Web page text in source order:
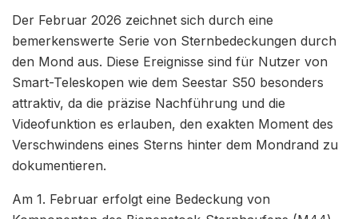
Der Februar 2026 zeichnet sich durch eine
bemerkenswerte Serie von Sternbedeckungen durch
den Mond aus. Diese Ereignisse sind für Nutzer von
Smart-Teleskopen wie dem Seestar S50 besonders
attraktiv, da die präzise Nachführung und die
Videofunktion es erlauben, den exakten Moment des
Verschwindens eines Sterns hinter dem Mondrand zu
dokumentieren.
Am 1. Februar erfolgt eine Bedeckung von